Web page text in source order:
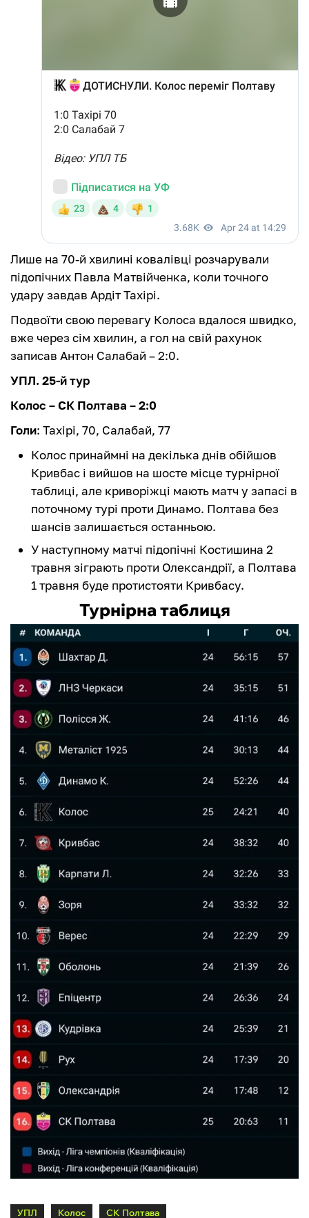
Лише на 70-й хвилині ковалівці розчарували
підопічних Павла Матвійченка, коли точного
удару завдав Ардіт Тахірі.
Подвоїти свою перевагу Колоса вдалося швидко,
вже через сім хвилин, а гол на свій рахунок
записав Антон Салабай – 2:0.
УПЛ. 25-й тур
Колос – СК Полтава – 2:0
Голи: Тахірі, 70, Салабай, 77
Колос принаймні на декілька днів обійшов
Кривбас і вийшов на шосте місце турнірної
таблиці, але криворіжці мають матч у запасі в
поточному турі проти Динамо. Полтава без
шансів залишається останньою.
У наступному матчі підопічні Костишина 2
травня зіграють проти Олександрії, а Полтава
1 травня буде протистояти Кривбасу.
Турнірна таблиця
УПЛ Колос СК Полтава